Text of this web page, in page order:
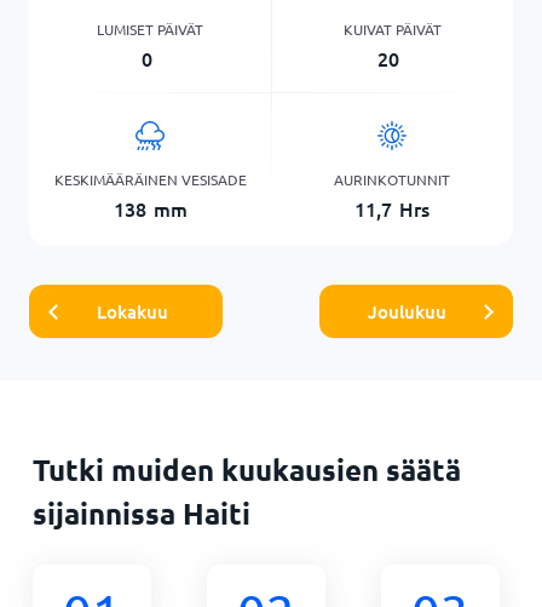
LUMISET PÄIVÄT
0
KUIVAT PÄIVÄT
20
KESKIMÄÄRÄINEN VESISADE
138 mm
AURINKOTUNNIT
11,7 Hrs
Lokakuu Joulukuu
Tutki muiden kuukausien säätä
sijainnissa Haiti